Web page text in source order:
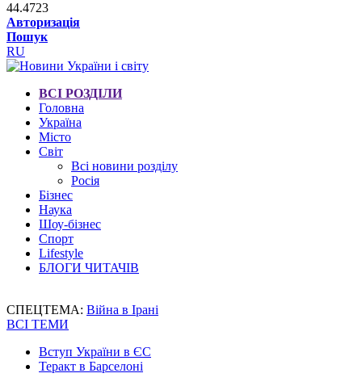
44.4723
Авторизація
Пошук
RU
ВСІ РОЗДІЛИ
Головна
Україна
Місто
Світ
Всі новини розділу
Росія
Бізнес
Наука
Шоу-бізнес
Спорт
Lifestyle
БЛОГИ ЧИТАЧІВ
СПЕЦТЕМА: Війна в Ірані
ВСІ ТЕМИ
Вступ України в ЄС
Теракт в Барселоні